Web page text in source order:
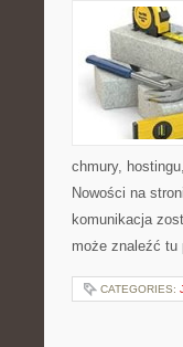
chmury,
Nowości na
komunikacja
może znaleźć
CATEGORIES: